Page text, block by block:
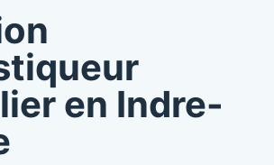
en Indre-